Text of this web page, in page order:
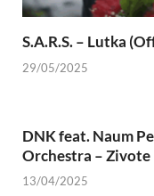
S.A.R.S. – Lutka
29/05/2025
DNK feat. Naum
Orchestra – Zivote
13/04/2025